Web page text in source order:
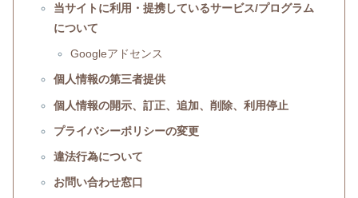
当サイトに利用・提携しているサービス/プログラム
について
Googleアドセンス
個人情報の第三者提供
個人情報の開示、訂正、追加、削除、利用停止
プライバシーポリシーの変更
違法行為について
お問い合わせ窓口